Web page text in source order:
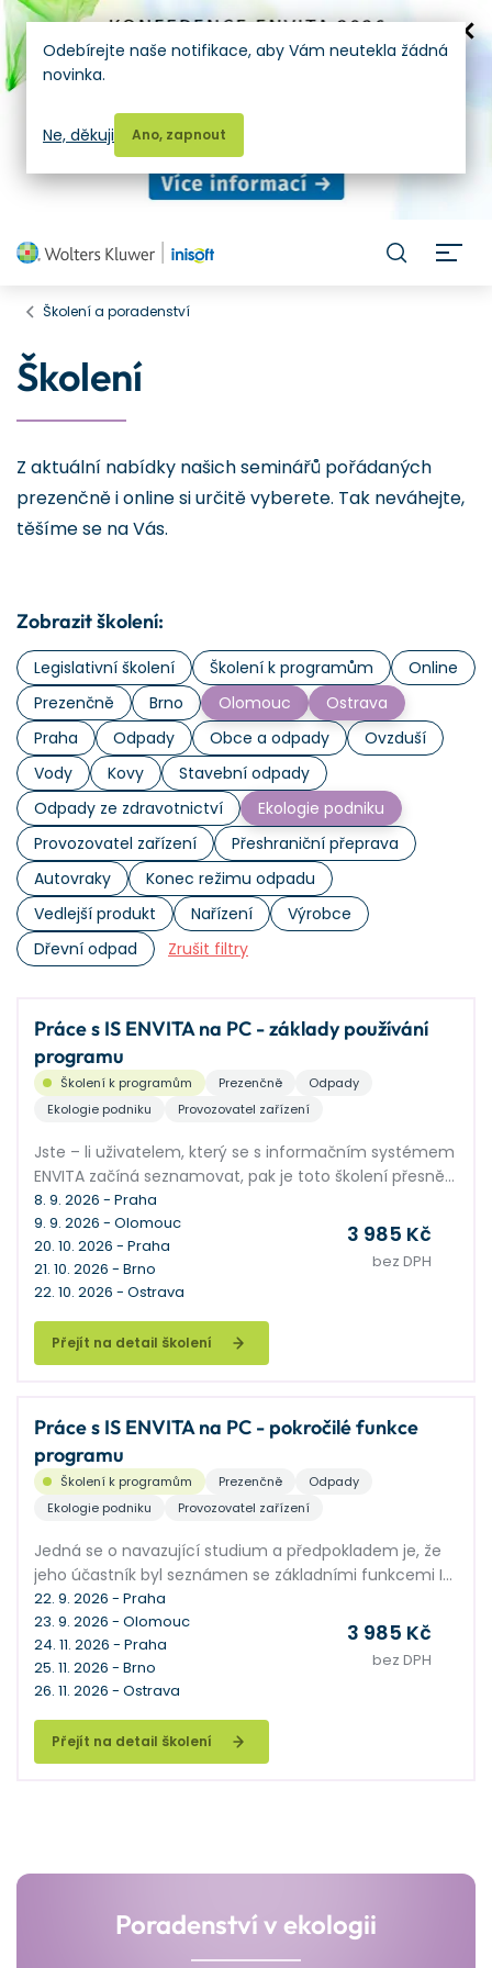
Školení a poradenství
Školení
Z aktuální nabídky našich seminářů pořádaných
prezenčně i online si určitě vyberete. Tak neváhejte,
těšíme se na Vás.
Zobrazit školení:
Legislativní školení Školení k programům
Online
Prezenčně
Brno Olomouc
Ostrava
Praha
Odpady Obce a odpady
Ovzduší
Vody
Kovy
Stavební odpady
Odpady ze zdravotnictví
Ekologie podniku
Provozovatel zařízení
Přeshraniční přeprava
Autovraky
Konec režimu odpadu
Vedlejší produkt
Nařízení
Výrobce
Dřevní odpad
Zrušit filtry
Práce s IS ENVITA na PC - základy používání
programu
Školení k programům Prezenčně
Odpady
Ekologie podniku
Provozovatel zařízení
Jste – li uživatelem, který se s informačním systémem
ENVITA začíná seznamovat, pak je toto školení přesně
pro vás.
Přejít na detail školení
8. 9. 2026 - Praha
9. 9. 2026 - Olomouc
20. 10. 2026 - Praha
21. 10. 2026 - Brno
22. 10. 2026 - Ostrava
3 985 Kč
bez DPH
Práce s IS ENVITA na PC - pokročilé funkce
programu
Školení k programům Prezenčně
Odpady
Ekologie podniku
Provozovatel zařízení
Jedná se o navazující studium a předpokladem je, že
jeho účastník byl seznámen se základními funkcemi IS
ENVITA. Seminář je zaměřen na podrobné vysvětlení
práce s IS ENVITA pro jeho pokročilé uživatele. Společně
probereme pokročilé funkce v agendách Subjekty a
Odpady, vysvětlíme hromadné operace a mnoho
dalších nadstavbových funkcí, kterými se naučíte
využívat ENVITU na maximum.
Přejít na detail školení
22. 9. 2026 - Praha
23. 9. 2026 - Olomouc
24. 11. 2026 - Praha
25. 11. 2026 - Brno
26. 11. 2026 - Ostrava
3 985 Kč
bez DPH
Poradenství v ekologii
Odebírejte naše notifikace, aby Vám neutekla žádná
novinka.
Ano, zapnout
Ne, děkuji